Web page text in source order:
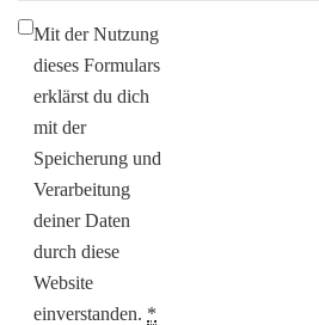
Mit der Nutzung
dieses Formulars
erklärst du dich
mit der
Speicherung und
Verarbeitung
deiner Daten
durch diese
Website
einverstanden. *